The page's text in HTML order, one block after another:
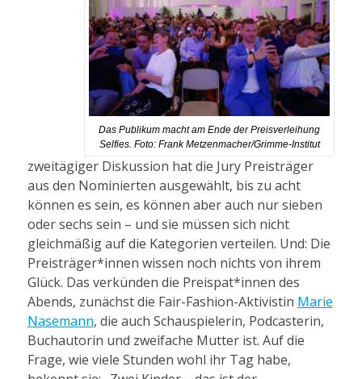
Das Publikum macht am Ende der Preisverleihung
Selfies. Foto: Frank Metzenmacher/Grimme-Institut
zweitägiger Diskussion hat die Jury Preisträger
aus den Nominierten ausgewählt, bis zu acht
können es sein, es können aber auch nur sieben
oder sechs sein – und sie müssen sich nicht
gleichmäßig auf die Kategorien verteilen. Und: Die
Preisträger*innen wissen noch nichts von ihrem
Glück. Das verkünden die Preispat*innen des
Abends, zunächst die Fair-Fashion-Aktivistin Marie
Nasemann, die auch Schauspielerin, Podcasterin,
Buchautorin und zweifache Mutter ist. Auf die
Frage, wie viele Stunden wohl ihr Tag habe,